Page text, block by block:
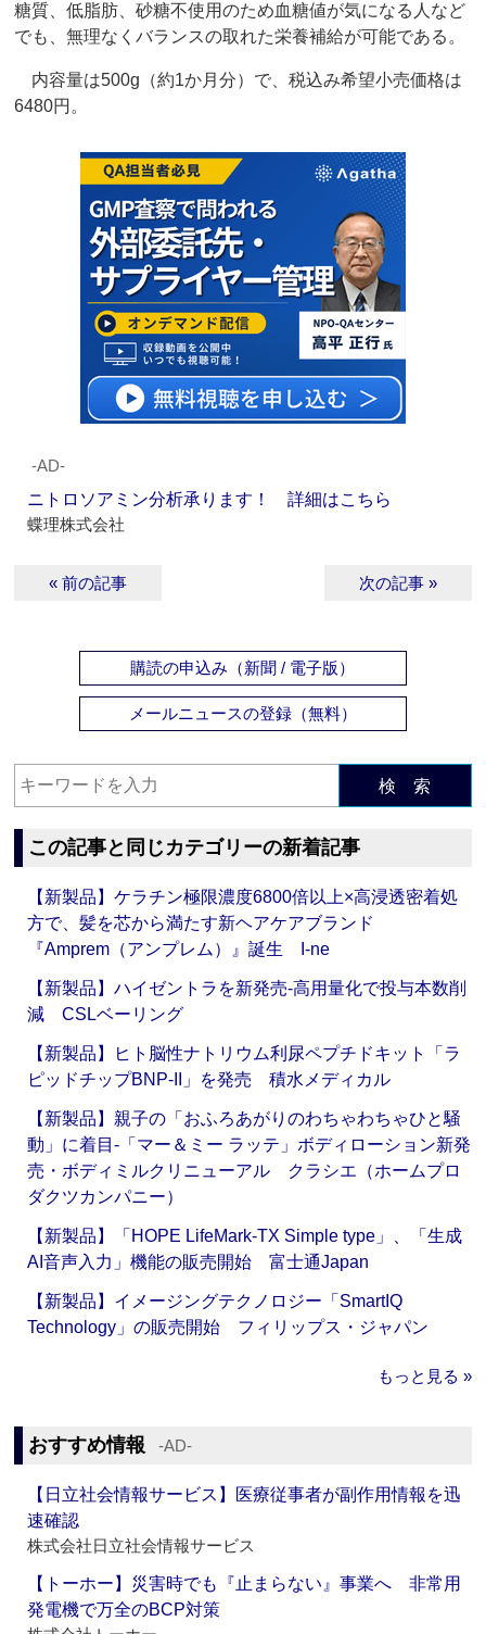
糖質、低脂肪、砂糖不使用のため血糖値が気になる人など
でも、無理なくバランスの取れた栄養補給が可能である。
内容量は500g（約1か月分）で、税込み希望小売価格は
6480円。
‐AD‐
ニトロソアミン分析承ります！ 詳細はこちら
蝶理株式会社
« 前の記事 次の記事 »
購読の申込み（新聞 / 電子版）
メールニュースの登録（無料）
検 索
この記事と同じカテゴリーの新着記事
【新製品】ケラチン極限濃度6800倍以上×高浸透密着処
方で、髪を芯から満たす新ヘアケアブランド
『Amprem（アンプレム）』誕生 I-ne
【新製品】ハイゼントラを新発売‐高用量化で投与本数削
減 CSLベーリング
【新製品】ヒト脳性ナトリウム利尿ペプチドキット「ラ
ピッドチップBNP-II」を発売 積水メディカル
【新製品】親子の「おふろあがりのわちゃわちゃひと騒
動」に着目‐「マー＆ミー ラッテ」ボディローション新発
売・ボディミルクリニューアル クラシエ（ホームプロ
ダクツカンパニー）
【新製品】「HOPE LifeMark-TX Simple type」、「生成
AI音声入力」機能の販売開始 富士通Japan
【新製品】イメージングテクノロジー「SmartIQ
Technology」の販売開始 フィリップス・ジャパン
もっと見る »
おすすめ情報 ‐AD‐
【日立社会情報サービス】医療従事者が副作用情報を迅
速確認
株式会社日立社会情報サービス
【トーホー】災害時でも『止まらない』事業へ 非常用
発電機で万全のBCP対策